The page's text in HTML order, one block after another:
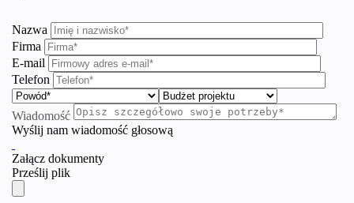
Nazwa
Firma
E-mail
Telefon
Wiadomość
Wyślij nam wiadomość głosową
Załącz dokumenty
Prześlij plik